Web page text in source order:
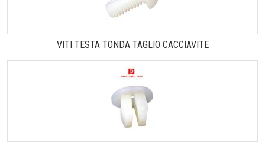
VITI TESTA TONDA TAGLIO CACCIAVITE